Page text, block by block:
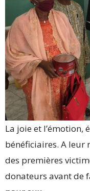
La joie et l’émotion,
bénéficiaires. A leur
des premières
donateurs avant de